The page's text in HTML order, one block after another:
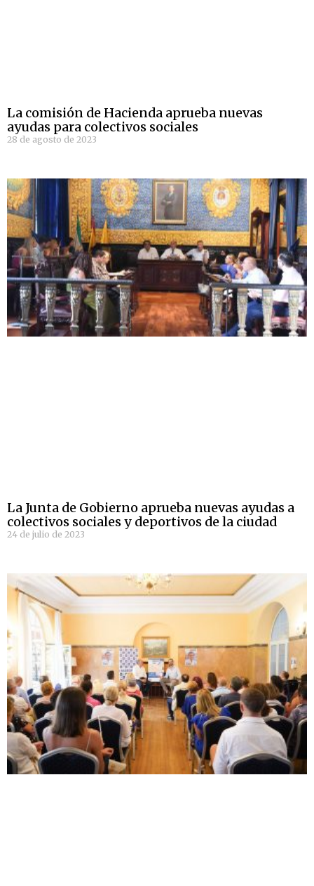
La comisión de Hacienda aprueba nuevas
ayudas para colectivos sociales
28 de agosto de 2023
La Junta de Gobierno aprueba nuevas ayudas a
colectivos sociales y deportivos de la ciudad
24 de julio de 2023